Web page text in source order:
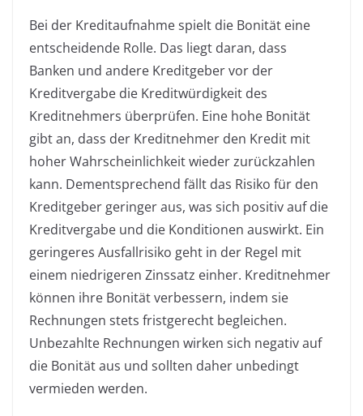
Bei der Kreditaufnahme spielt die Bonität eine
entscheidende Rolle. Das liegt daran, dass
Banken und andere Kreditgeber vor der
Kreditvergabe die Kreditwürdigkeit des
Kreditnehmers überprüfen. Eine hohe Bonität
gibt an, dass der Kreditnehmer den Kredit mit
hoher Wahrscheinlichkeit wieder zurückzahlen
kann. Dementsprechend fällt das Risiko für den
Kreditgeber geringer aus, was sich positiv auf die
Kreditvergabe und die Konditionen auswirkt. Ein
geringeres Ausfallrisiko geht in der Regel mit
einem niedrigeren Zinssatz einher. Kreditnehmer
können ihre Bonität verbessern, indem sie
Rechnungen stets fristgerecht begleichen.
Unbezahlte Rechnungen wirken sich negativ auf
die Bonität aus und sollten daher unbedingt
vermieden werden.